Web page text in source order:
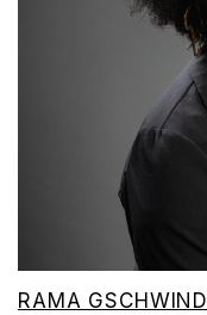
RAMA GSCHWIND